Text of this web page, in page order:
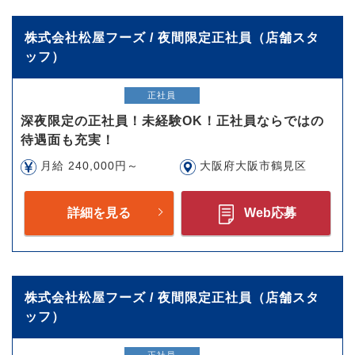
株式会社松屋フーズ / 夜間限定正社員（店舗スタ
ッフ）
正社員
深夜限定の正社員！未経験OK！正社員ならではの
待遇面も充実！
月給 240,000円～ 大阪府大阪市鶴見区
詳細を見る Web応募
株式会社松屋フーズ / 夜間限定正社員（店舗スタ
ッフ）